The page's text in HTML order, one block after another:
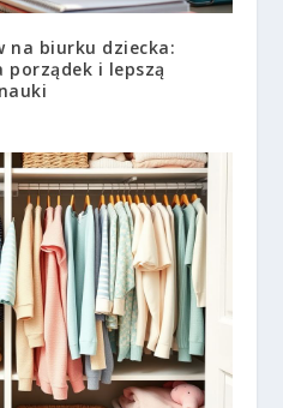
na biurku dziecka:
porządek i lepszą